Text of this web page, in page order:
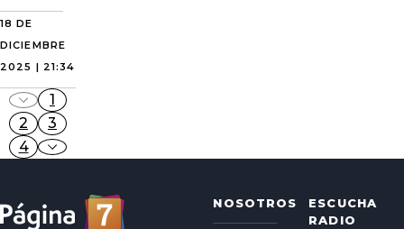
18 DE
DICIEMBRE
2025 | 21:34
1
2
3
4
NOSOTROS
ESCUCHA
RADIO